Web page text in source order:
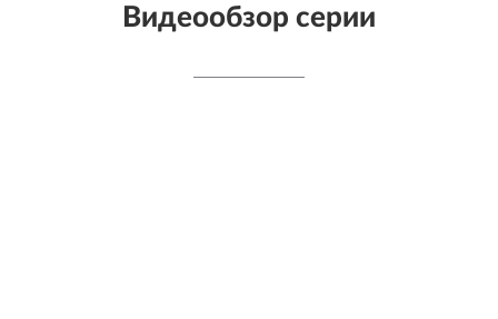
Видеообзор серии